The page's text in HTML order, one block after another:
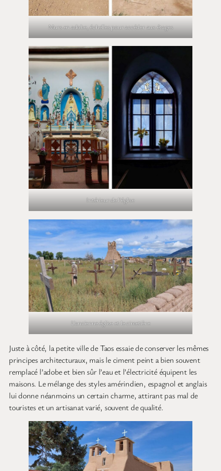
Murs en adobe, échelles pour accéder aux étages
Intérieur de l’église
L’ancienne église et le cimetière
Juste à côté, la petite ville de Taos essaie de conserver les mêmes
principes architecturaux, mais le ciment peint a bien souvent
remplacé l’adobe et bien sûr l’eau et l’électricité équipent les
maisons. Le mélange des styles amérindien, espagnol et anglais
lui donne néanmoins un certain charme, attirant pas mal de
touristes et un artisanat varié, souvent de qualité.